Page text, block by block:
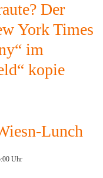
Der
York Times
im
kopie
Lunch
Uhr